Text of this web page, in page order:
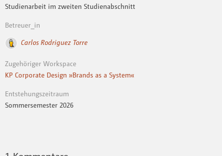
Studienarbeit im zweiten Studienabschnitt
Betreuer_in
Carlos Rodriguez Torre
Zugehöriger Workspace
KP Corporate Design »Brands as a System«
Entstehungszeitraum
Sommersemester 2026